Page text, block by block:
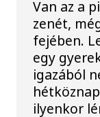
Van az a
zenét,
fejében.
egy
igazából
ilyenkor